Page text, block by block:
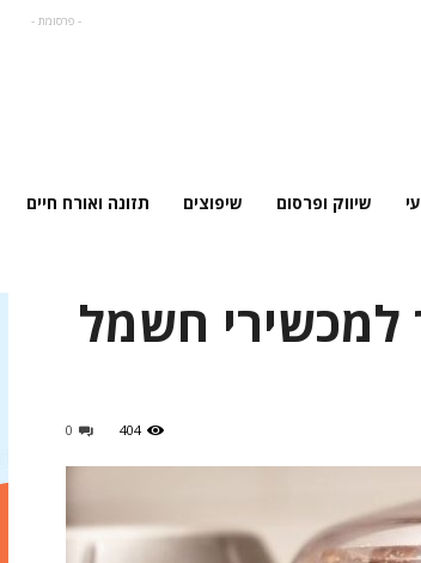
- פרסומת -
שיווק ופרסום שיפוצים תזונה ואורח חיים
למכשירי חשמל
0 404